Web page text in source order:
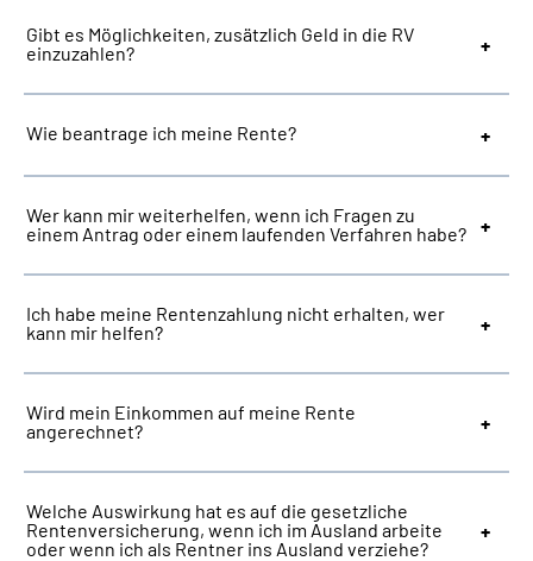
Inhalte in Gebärdensprache (DGS)
Leichte Sprache
Mein Kundenportal
Gibt es Möglichkeiten, zusätzlich Geld in die RV
einzuzahlen?
Wie beantrage ich meine Rente?
Wer kann mir weiterhelfen, wenn ich Fragen zu
einem Antrag oder einem laufenden Verfahren habe?
Ich habe meine Rentenzahlung nicht erhalten, wer
kann mir helfen?
Wird mein Einkommen auf meine Rente
angerechnet?
Welche Auswirkung hat es auf die gesetzliche
Rentenversicherung, wenn ich im Ausland arbeite
oder wenn ich als Rentner ins Ausland verziehe?